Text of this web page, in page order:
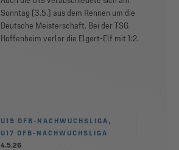
Sonntag (3.5.) aus dem Rennen um die
Deutsche Meisterschaft. Bei der TSG
Hoffenheim verlor die Elgert-Elf mit 1:2.
U19 DFB-NACHWUCHSLIGA,
U17 DFB-NACHWUCHSLIGA
4.5.26